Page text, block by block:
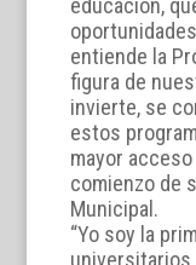
educación,
entiende la
figura de
invierte, se
estos
mayor acceso
comienzo de
Municipal.
“Yo soy la
universitarios